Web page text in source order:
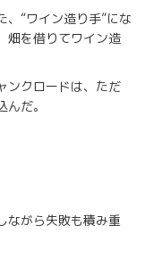
、“ワイン造り手”にな
畑を借りてワイン造
ンクロードは、ただ
だ。
ながら失敗も積み重